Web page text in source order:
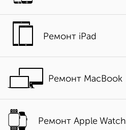
Ремонт iPad
Ремонт MacBook
Ремонт Apple Watch